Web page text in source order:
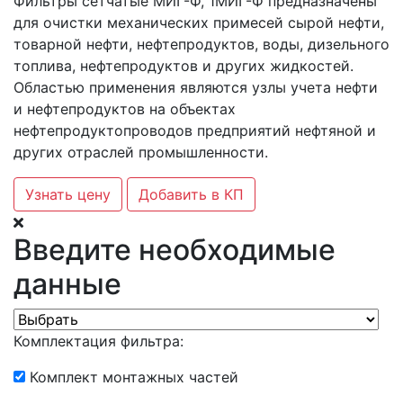
для очистки механических примесей сырой нефти,
товарной нефти, нефтепродуктов, воды, дизельного
топлива, нефтепродуктов и других жидкостей.
Областью применения являются узлы учета нефти
и нефтепродуктов на объектах
нефтепродуктопроводов предприятий нефтяной и
других отраслей промышленности.
Узнать цену Добавить в КП
Введите необходимые
данные
Комплектация фильтра:
Комплект монтажных частей